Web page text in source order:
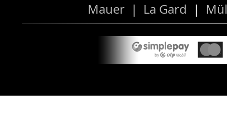
Mauer | La Gard |